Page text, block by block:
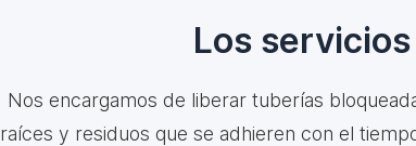
Los
Nos encargamos de liberar tuberías
raíces y residuos que se adhieren con el